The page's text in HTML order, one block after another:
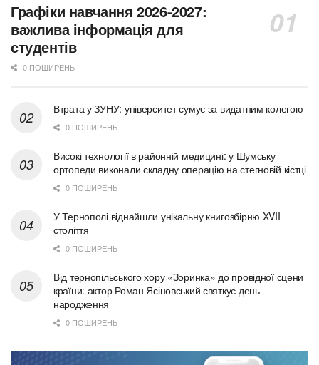
Графіки навчання 2026-2027:
важлива інформація для
студентів
0 ПОШИРЕНЬ
Втрата у ЗУНУ: університет сумує за видатним колегою
0 ПОШИРЕНЬ
Високі технології в районній медицині: у Шумську
ортопеди виконали складну операцію на стегновій кістці
0 ПОШИРЕНЬ
У Тернополі віднайшли унікальну книгозбірню XVII
століття
0 ПОШИРЕНЬ
Від тернопільського хору «Зоринка» до провідної сцени
країни: актор Роман Ясіновський святкує день
народження
0 ПОШИРЕНЬ